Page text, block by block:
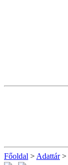
Főoldal > Adattár>